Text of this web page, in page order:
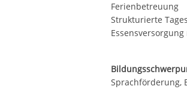
Ferienbetreuung
Strukturierte
Sprachförderung,